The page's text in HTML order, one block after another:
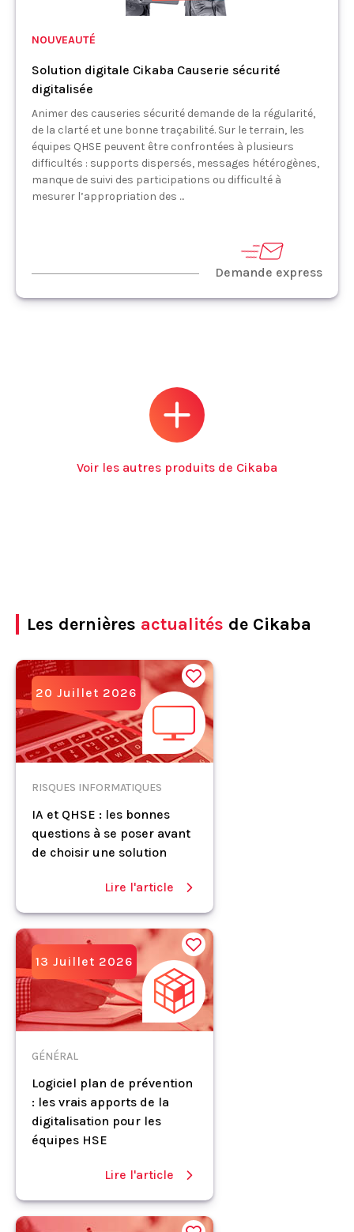
NOUVEAUTÉ
Solution digitale Cikaba Causerie sécurité
digitalisée
Animer des causeries sécurité demande de la régularité,
de la clarté et une bonne traçabilité. Sur le terrain, les
équipes QHSE peuvent être confrontées à plusieurs
difficultés : supports dispersés, messages hétérogènes,
manque de suivi des participations ou difficulté à
mesurer l’appropriation des ...
Demande express
Voir les autres produits de Cikaba
Les dernières actualités de Cikaba
20 Juillet 2026
RISQUES INFORMATIQUES
IA et QHSE : les bonnes
questions à se poser avant
de choisir une solution
Lire l'article
13 Juillet 2026
GÉNÉRAL
Logiciel plan de prévention
: les vrais apports de la
digitalisation pour les
équipes HSE
Lire l'article